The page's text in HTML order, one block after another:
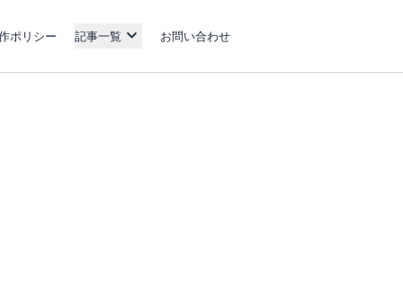
ポリシー 記事一覧 お問い合わせ